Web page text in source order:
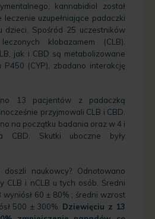
kannabidiol został
uzupełniające padaczki
dzieci. Spośród 25 uczestników
klobazamem (CLB).
jak i CBD są metabolizowane
P450 (CYP), zbadano interakcję
13 pacjentów z padaczką
przyjmowali CLB i CBD.
na początku badania oraz w 4 i
CBD. Skutki uboczne były
naukowcy? Odnotowano
CLB i nCLB u tych osób. Średni
60 ± 80% ; średni wzrost
500 ± 300%. Dziewięciu z 13